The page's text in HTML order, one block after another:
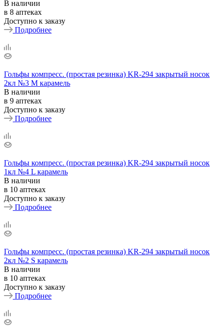
В наличии
в 8 аптеках
Доступно к заказу
Подробнее
Гольфы компресс. (простая резинка) KR-294 закрытый носок
2кл №3 М карамель
В наличии
в 9 аптеках
Доступно к заказу
Подробнее
Гольфы компресс. (простая резинка) KR-294 закрытый носок
1кл №4 L карамель
В наличии
в 10 аптеках
Доступно к заказу
Подробнее
Гольфы компресс. (простая резинка) KR-294 закрытый носок
2кл №2 S карамель
В наличии
в 10 аптеках
Доступно к заказу
Подробнее